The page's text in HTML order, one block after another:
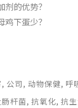
的优势？
鸡下蛋少？
公司 动物保健 呼
杆菌 抗氧化 抗